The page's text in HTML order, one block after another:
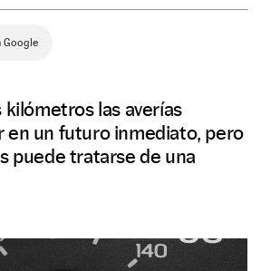
Google
las averías
en un futuro inmediato, pero
puede tratarse de una